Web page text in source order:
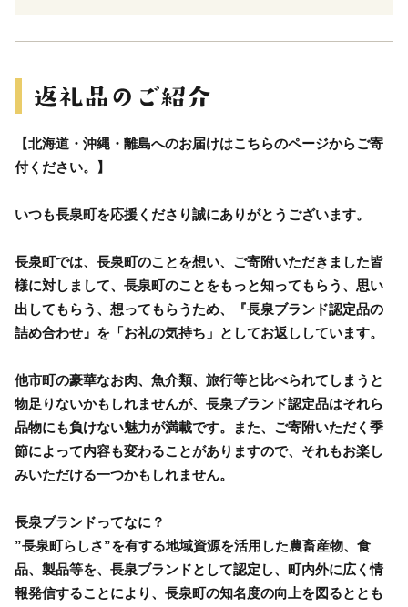
【北海道・沖縄・離島へのお届けはこちらのページからご寄
付ください。】
いつも長泉町を応援くださり誠にありがとうございます。
長泉町では、長泉町のことを想い、ご寄附いただきました皆
様に対しまして、長泉町のことをもっと知ってもらう、思い
出してもらう、想ってもらうため、『長泉ブランド認定品の
詰め合わせ』を「お礼の気持ち」としてお返ししています。
他市町の豪華なお肉、魚介類、旅行等と比べられてしまうと
物足りないかもしれませんが、長泉ブランド認定品はそれら
品物にも負けない魅力が満載です。また、ご寄附いただく季
節によって内容も変わることがありますので、それもお楽し
みいただける一つかもしれません。
長泉ブランドってなに？
”長泉町らしさ”を有する地域資源を活用した農畜産物、食
品、製品等を、長泉ブランドとして認定し、町内外に広く情
報発信することにより、長泉町の知名度の向上を図るととも